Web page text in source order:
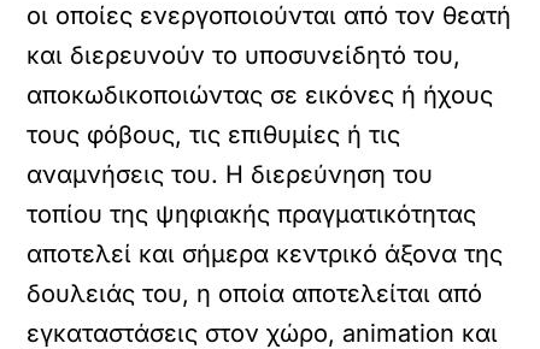
οι οποίες ενεργοποιούνται από τον θεατή
και διερευνούν το υποσυνείδητό του,
αποκωδικοποιώντας σε εικόνες ή ήχους
τους φόβους, τις επιθυμίες ή τις
αναμνήσεις του. Η διερεύνηση του
τοπίου της ψηφιακής πραγματικότητας
αποτελεί και σήμερα κεντρικό άξονα της
δουλειάς του, η οποία αποτελείται από
εγκαταστάσεις στον χώρο, animation και